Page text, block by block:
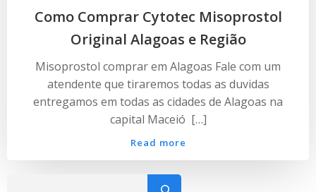
Como Comprar Cytotec Misoprostol
Original Alagoas e Região
Misoprostol comprar em Alagoas Fale com um
atendente que tiraremos todas as duvidas
entregamos em todas as cidades de Alagoas na
capital Maceió […]
Read more
Pesquisar